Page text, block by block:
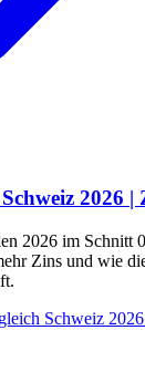
2026
2026 im Schnitt
Zins und wie
Schweiz